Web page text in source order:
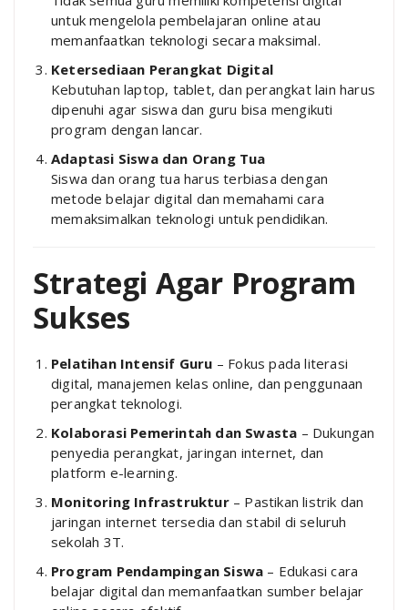
untuk mengelola pembelajaran online atau
memanfaatkan teknologi secara maksimal.
Ketersediaan Perangkat Digital
Kebutuhan laptop, tablet, dan perangkat lain harus
dipenuhi agar siswa dan guru bisa mengikuti
program dengan lancar.
Adaptasi Siswa dan Orang Tua
Siswa dan orang tua harus terbiasa dengan
metode belajar digital dan memahami cara
memaksimalkan teknologi untuk pendidikan.
Strategi Agar Program
Sukses
Pelatihan Intensif Guru – Fokus pada literasi
digital, manajemen kelas online, dan penggunaan
perangkat teknologi.
Kolaborasi Pemerintah dan Swasta – Dukungan
penyedia perangkat, jaringan internet, dan
platform e-learning.
Monitoring Infrastruktur– Pastikan listrik dan
jaringan internet tersedia dan stabil di seluruh
sekolah 3T.
Program Pendampingan Siswa – Edukasi cara
belajar digital dan memanfaatkan sumber belajar